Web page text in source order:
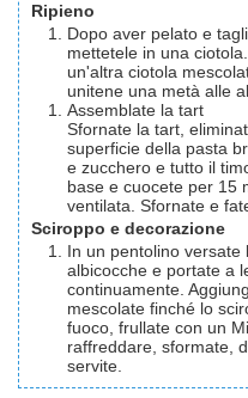
Ripieno
Dopo aver pelato e
mettetele in una
un'altra ciotola
unitene una metà alle
Assemblate la tart
Sfornate la tart,
superficie della pasta
e zucchero e tutto il
base e cuocete per 15
ventilata. Sfornate e
Sciroppo e decorazione
In un pentolino versate
albicocche e portate a
continuamente.
mescolate finché lo
fuoco, frullate con un
raffreddare, sformate,
servite.